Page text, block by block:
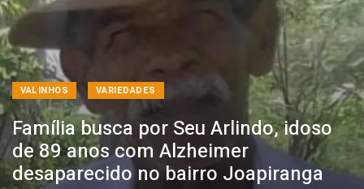
VALINHOS VARIEDADES
Família busca por Seu Arlindo, idoso
de 89 anos com Alzheimer
desaparecido no bairro Joapiranga